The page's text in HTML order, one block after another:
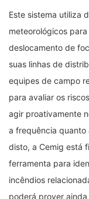
Este sistema utiliza
meteorológicos
deslocamento de
suas linhas de
equipes de campo
para avaliar os
agir proativamente
a frequência quanto
disto, a Cemig está
ferramenta para
incêndios
poderá prover